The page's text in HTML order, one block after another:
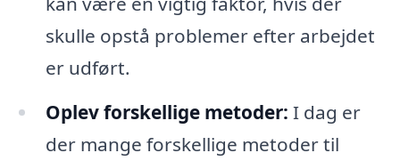
skulle opstå problemer efter arbejdet
er udført.
Oplev forskellige metoder: I dag er
der mange forskellige metoder til